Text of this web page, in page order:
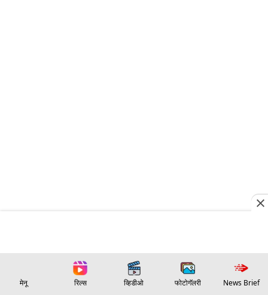
मेनू रिल्स व्हिडीओ फोटोगॅलरी News Brief